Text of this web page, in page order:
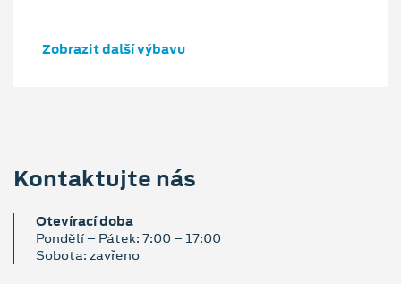
Zobrazit další výbavu
Kontaktujte nás
Otevírací doba
Pondělí – Pátek: 7:00 – 17:00
Sobota: zavřeno